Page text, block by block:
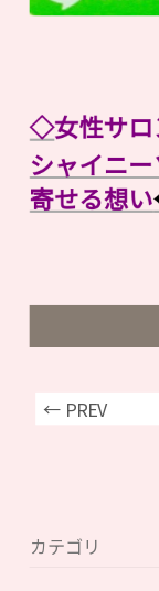
◇女性サ
シャイニ
寄せる想い
← PREV
カテゴリ